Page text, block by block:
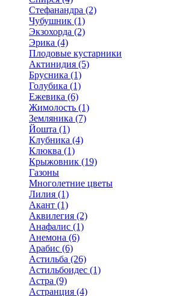
Стефанандра (2)
Чубушник (1)
Экзохорда (2)
Эрика (4)
Плодовые кустарники
Актинидия (5)
Брусника (1)
Голубика (1)
Ежевика (6)
Жимолость (1)
Земляника (7)
Йошта (1)
Клубника (4)
Клюква (1)
Крыжовник (19)
Газоны
Многолетние цветы
Лилия (1)
Акант (1)
Аквилегия (2)
Анафалис (1)
Анемона (6)
Арабис (6)
Астильба (26)
Астильбоидес (1)
Астра (9)
Астранция (4)